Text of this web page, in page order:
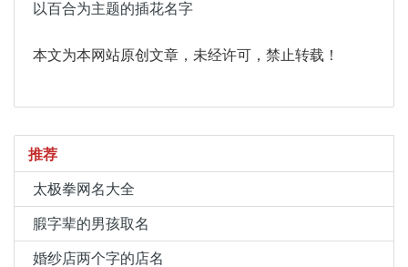
以百合为主题的插花名字
本文为本网站原创文章，未经许可，禁止转载！
推荐
太极拳网名大全
腶字辈的男孩取名
婚纱店两个字的店名